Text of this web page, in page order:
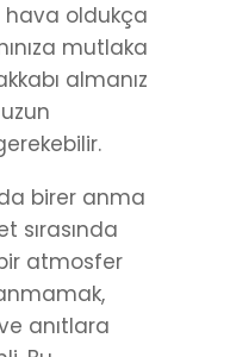
hava oldukça
mutlaka
almanız
birer anma
sırasında
atmosfer
anıtlara